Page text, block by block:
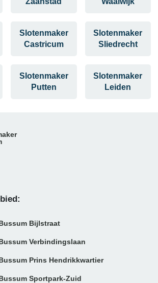
Slotenmaker
Castricum
Slotenmaker
Sliedrecht
Slotenmaker
Putten
Slotenmaker
Leiden
Bijlstraat
Verbindingslaan
Prins Hendrikkwartier
Sportpark-Zuid